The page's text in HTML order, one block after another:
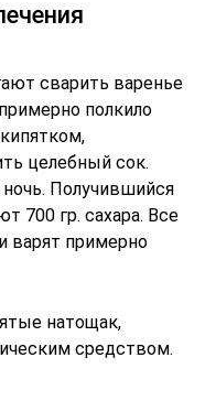
сварить варенье
полкило
целебный сок.
Получившийся
700 гр. сахара. Все
варят примерно
натощак,
средством.